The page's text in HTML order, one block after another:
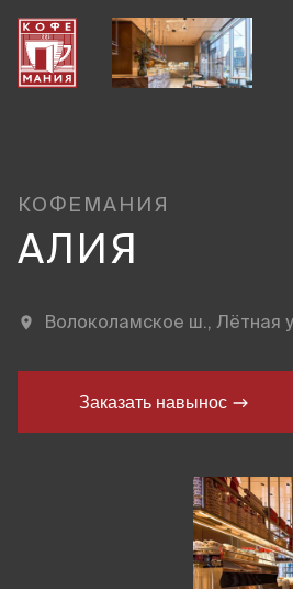
КОФЕМАНИЯ
АЛИЯ
Волоколамское ш., Лётная
Заказать навынос